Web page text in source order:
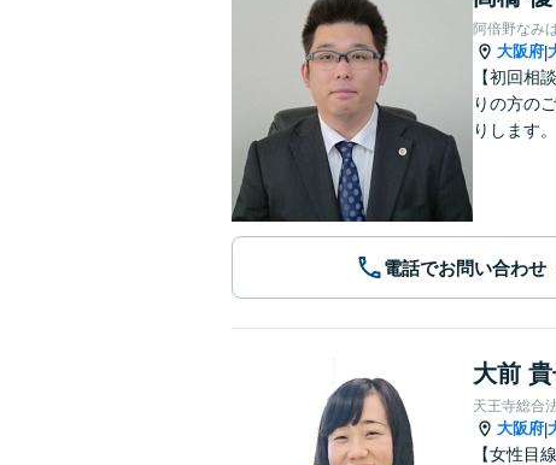
阿倍野なみ
大阪府|
【初回相
りの方の
りします。
電話でお問い合わせ
大前
天王寺総合
大阪府|
【女性目